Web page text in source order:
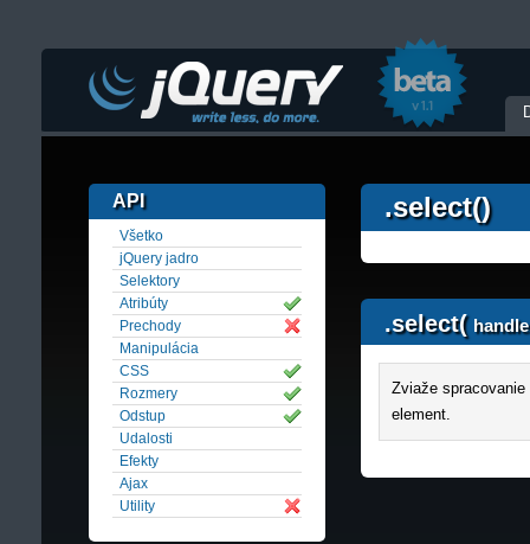
.select()
.select(
Zviaže
element.
API
Všetko
jQuery jadro
Selektory
Atribúty
Prechody
Manipulácia
CSS
Rozmery
Odstup
Udalosti
Efekty
Ajax
Utility